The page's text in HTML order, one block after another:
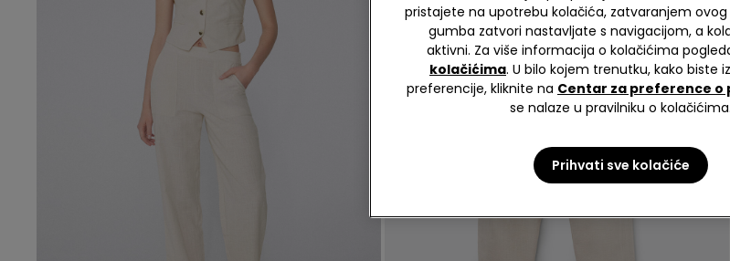
pristajete na upotrebu kolačića, zatvaranjem
gumba zatvori nastavljate s navigacijom, a
aktivni. Za više informacija o kolačićima
kolačićima. U bilo kojem trenutku, kako biste
preferencije, kliknite na Centar za preference
se nalaze u pravilniku o kolačićima.
Prihvati sve kolačiće